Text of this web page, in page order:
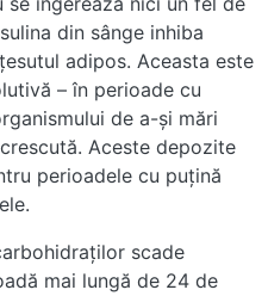
din sânge inhiba
adipos. Aceasta este
– în perioade cu
de a-şi mări
Aceste depozite
perioadele cu puţină
scade
mai lungă de 24 de